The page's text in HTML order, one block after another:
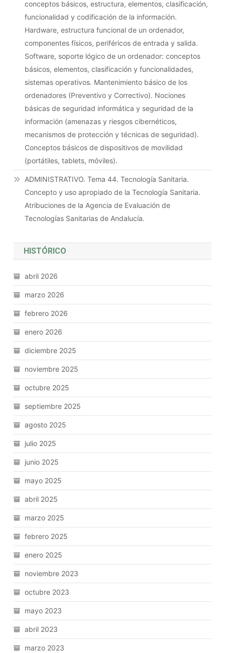
conceptos básicos, estructura, elementos, clasificación,
funcionalidad y codificación de la información.
Hardware, estructura funcional de un ordenador,
componentes físicos, periféricos de entrada y salida.
Software, soporte lógico de un ordenador: conceptos
básicos, elementos, clasificación y funcionalidades,
sistemas operativos. Mantenimiento básico de los
ordenadores (Preventivo y Correctivo). Nociones
básicas de seguridad informática y seguridad de la
información (amenazas y riesgos cibernéticos,
mecanismos de protección y técnicas de seguridad).
Conceptos básicos de dispositivos de movilidad
(portátiles, tablets, móviles).
ADMINISTRATIVO. Tema 44. Tecnología Sanitaria.
Concepto y uso apropiado de la Tecnología Sanitaria.
Atribuciones de la Agencia de Evaluación de
Tecnologías Sanitarias de Andalucía.
HISTÓRICO
abril 2026
marzo 2026
febrero 2026
enero 2026
diciembre 2025
noviembre 2025
octubre 2025
septiembre 2025
agosto 2025
julio 2025
junio 2025
mayo 2025
abril 2025
marzo 2025
febrero 2025
enero 2025
noviembre 2023
octubre 2023
mayo 2023
abril 2023
marzo 2023